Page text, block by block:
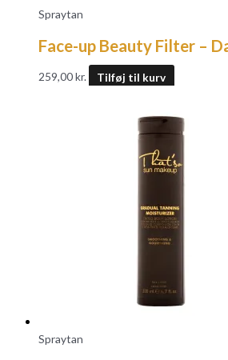
Spraytan
Face-up Beauty Filter –
259,00kr. Tilføj til kurv
Spraytan